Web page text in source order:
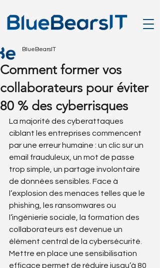
Comment former vos
collaborateurs pour éviter
80 % des cyberrisques
BlueBearsIT
La majorité des cyberattaques
ciblant les entreprises commencent
par une erreur humaine : un clic sur un
email frauduleux, un mot de passe
trop simple, un partage involontaire
de données sensibles. Face à
l’explosion des menaces telles que le
phishing, les ransomwares ou
l’ingénierie sociale, la formation des
collaborateurs est devenue un
élément central de la cybersécurité.
Mettre en place une sensibilisation
efficace permet de réduire jusqu’à 80